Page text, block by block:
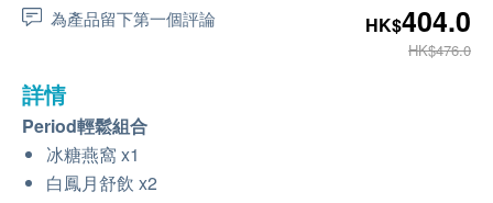
為產品留下第一個評論 HK$404.0
HK$476.0
詳情
Period輕鬆組合
冰糖燕窩 x1
白鳳月舒飲 x2